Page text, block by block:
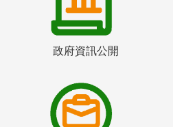
政府資訊公開